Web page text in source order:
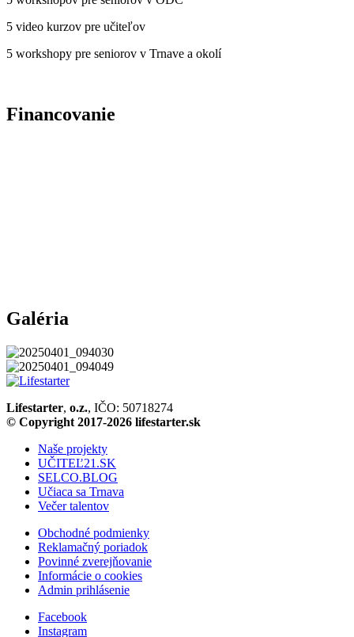
5 video kurzov pre učiteľov
5 workshopy pre seniorov v Trnave a okolí
Financovanie
Galéria
Lifestarter, o.z., IČO: 50718274
© Copyright 2017-2026 lifestarter.sk
Naše projekty
UČITEĽ21.SK
SELCO.BLOG
Učiaca sa Trnava
Večer talentov
Obchodné podmienky
Reklamačný poriadok
Povinné zverejňovanie
Informácie o cookies
Admin prihlásenie
Facebook
Instagram